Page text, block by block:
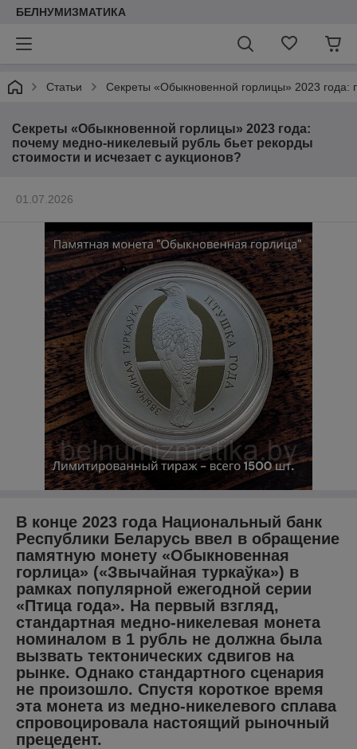
БЕЛНУМИЗМАТИКА
Статьи Секреты «Обыкновенной горлицы» 2023 года:
Секреты «Обыкновенной горлицы» 2023 года:
почему медно-никелевый рубль бьет рекорды
стоимости и исчезает с аукционов?
01.07.2026
В конце 2023 года Национальный банк
Республики Беларусь ввел в обращение
памятную монету «Обыкновенная
горлица» («Звычайная туркаўка») в
рамках популярной ежегодной серии
«Птица года». На первый взгляд,
стандартная медно-никелевая монета
номиналом в 1 рубль не должна была
вызвать тектонических сдвигов на
рынке. Однако стандартного сценария
не произошло. Спустя короткое время
эта монета из медно-никелевого сплава
спровоцировала настоящий рыночный
прецедент.